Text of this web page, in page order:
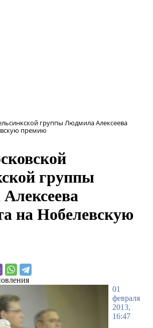
группы Людмила Алексеева
премию
группы
на Нобелевскую
01
февраля
2013,
16:47